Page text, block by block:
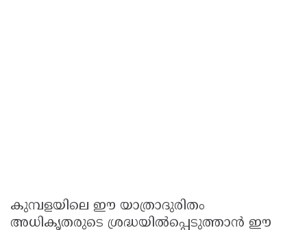
കുമ്പളയിലെ ഈ യാത്രാദുരിതം
അധികൃതരുടെ ശ്രദ്ധയിൽപ്പെടുത്താൻ ഈ